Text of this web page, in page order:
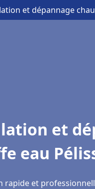
et dépannage
et
eau
rapide et